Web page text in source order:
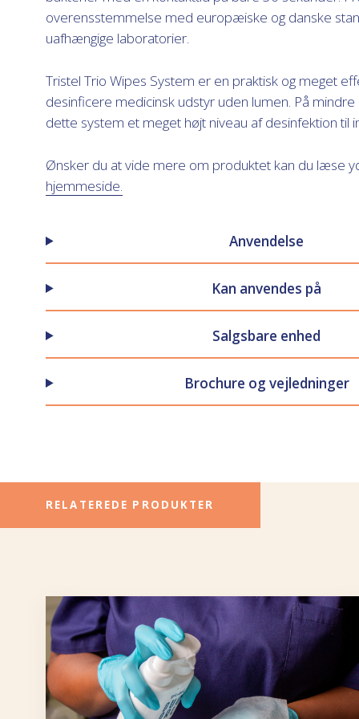
overensstemmelse med europæiske og danske
uafhængige laboratorier.
Tristel Trio Wipes System er en praktisk og meget
desinficere medicinsk udstyr uden lumen. På
dette system et meget højt niveau af desinfektion til
Ønsker du at vide mere om produktet kan du læse
hjemmeside.
Anvendelse
Kan anvendes på
Salgsbare enhed
Brochure og vejledninger
RELATEREDE PRODUKTER